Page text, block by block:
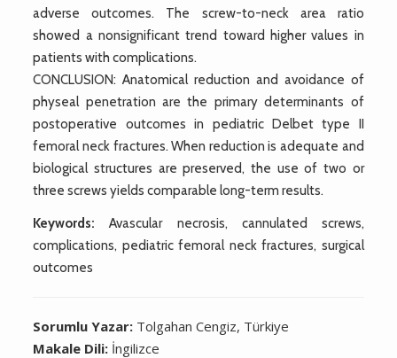
adverse outcomes. The screw-to-neck area ratio
showed a nonsignificant trend toward higher values in
patients with complications.
CONCLUSION: Anatomical reduction and avoidance of
physeal penetration are the primary determinants of
postoperative outcomes in pediatric Delbet type II
femoral neck fractures. When reduction is adequate and
biological structures are preserved, the use of two or
three screws yields comparable long-term results.
Keywords: Avascular necrosis, cannulated screws,
complications, pediatric femoral neck fractures, surgical
outcomes
Sorumlu Yazar: Tolgahan Cengiz, Türkiye
Makale Dili: İngilizce